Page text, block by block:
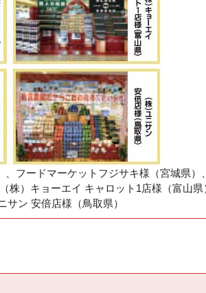
フードマーケットフジサキ様（宮城県）、
株）キョーエイ キャロット1店様（富山県
ン 安倍店様（鳥取県）